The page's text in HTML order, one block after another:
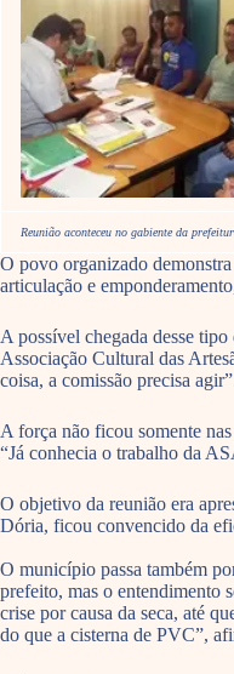
Reunião aconteceu no gabiente da
O povo organizado
articulação e
A possível chegada desse
Associação Cultural das
coisa, a comissão precisa
A força não ficou somente
“Já conhecia o trabalho da
O objetivo da reunião era
Dória, ficou convencido da
O município passa também
prefeito, mas o entendimento
crise por causa da seca, até
do que a cisterna de PVC”,